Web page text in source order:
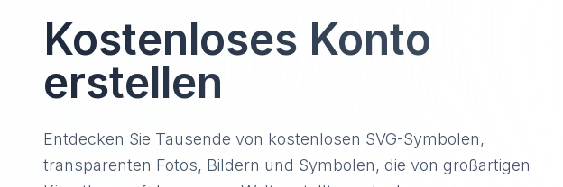
Kostenloses Konto
erstellen
Entdecken Sie Tausende von kostenlosen SVG-Symbolen,
transparenten Fotos, Bildern und Symbolen, die von großartigen